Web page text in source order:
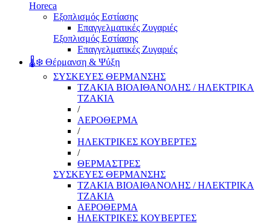
Horeca
Εξοπλισμός Εστίασης
Επαγγελματικές Ζυγαριές
Εξοπλισμός Εστίασης
Επαγγελματικές Ζυγαριές
🌡️❄️ Θέρμανση & Ψύξη
ΣΥΣΚΕΥΕΣ ΘΕΡΜΑΝΣΗΣ
ΤΖΑΚΙΑ ΒΙΟΑΙΘΑΝΟΛΗΣ / ΗΛΕΚΤΡΙΚΑ
ΤΖΑΚΙΑ
/
ΑΕΡΟΘΕΡΜΑ
/
ΗΛΕΚΤΡΙΚΕΣ ΚΟΥΒΕΡΤΕΣ
/
ΘΕΡΜΑΣΤΡΕΣ
ΣΥΣΚΕΥΕΣ ΘΕΡΜΑΝΣΗΣ
ΤΖΑΚΙΑ ΒΙΟΑΙΘΑΝΟΛΗΣ / ΗΛΕΚΤΡΙΚΑ
ΤΖΑΚΙΑ
ΑΕΡΟΘΕΡΜΑ
ΗΛΕΚΤΡΙΚΕΣ ΚΟΥΒΕΡΤΕΣ